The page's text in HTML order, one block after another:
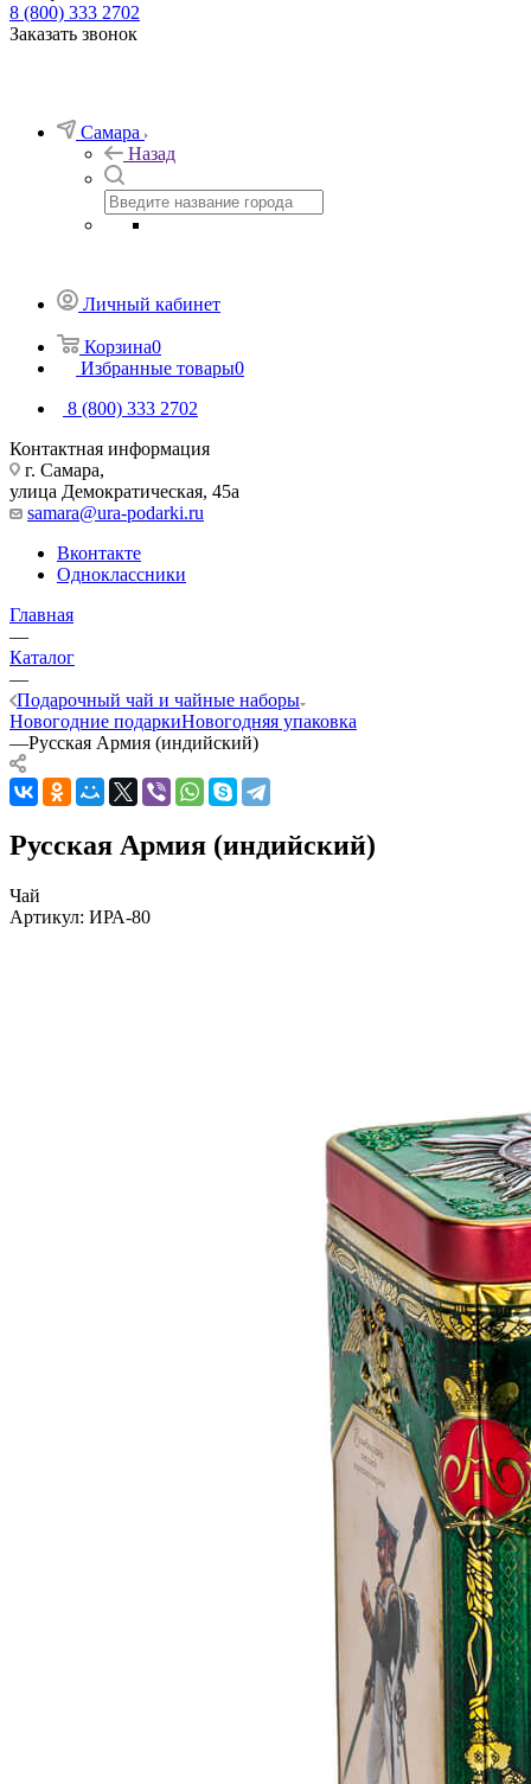
8 (800) 333 2702
Заказать звонок
Самара
Назад
Личный кабинет
Корзина0
Избранные товары0
8 (800) 333 2702
Контактная информация
г. Самара,
улица Демократическая, 45а
samara@ura-podarki.ru
Вконтакте
Одноклассники
Главная
—
Каталог
—
Подарочный чай и чайные наборы
Новогодние подаркиНовогодняя упаковка
—Русская Армия (индийский)
Русская Армия (индийский)
Чай
Артикул: ИРА-80